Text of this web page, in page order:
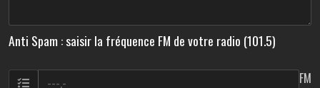
Anti Spam : saisir la fréquence FM de votre radio (101.5)
FM